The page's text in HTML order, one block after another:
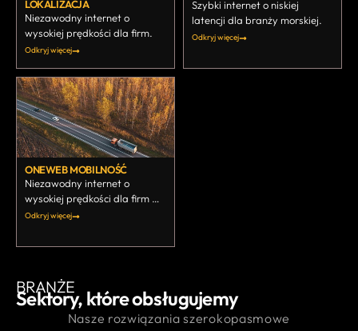
LOKALIZACJA
Niezawodny internet o
wysokiej prędkości dla firm.
Odkryj więcej
Szybki internet o niskiej
latencji dla branży morskiej.
Odkryj więcej
ONEWEB MOBILNOŚĆ
Niezawodny internet o
wysokiej prędkości dla firm w
ruchu.
Odkryj więcej
BRANŻE
Sektory, które obsługujemy
Nasze rozwiązania szerokopasmowe